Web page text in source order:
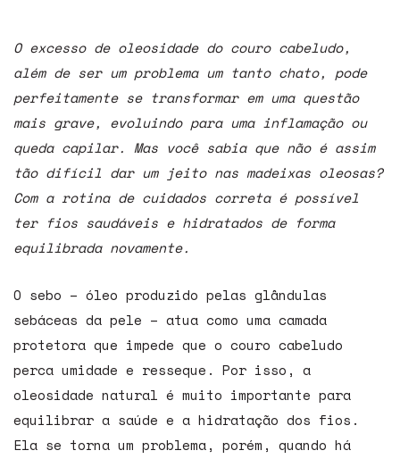
O excesso de oleosidade do couro cabeludo,
além de ser um problema um tanto chato, pode
perfeitamente se transformar em uma questão
mais grave, evoluindo para uma inflamação ou
queda capilar. Mas você sabia que não é assim
tão difícil dar um jeito nas madeixas oleosas?
Com a rotina de cuidados correta é possível
ter fios saudáveis e hidratados de forma
equilibrada novamente.
O sebo – óleo produzido pelas glândulas
sebáceas da pele – atua como uma camada
protetora que impede que o couro cabeludo
perca umidade e resseque . Por isso, a
oleosidade natural é muito importante para
equilibrar a saúde e a hidratação dos fios.
Ela se torna um problema, porém, quando há